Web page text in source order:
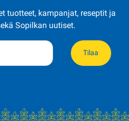
tuotteet, kampanjat, reseptit ja
Sopilkan uutiset.
Tilaa